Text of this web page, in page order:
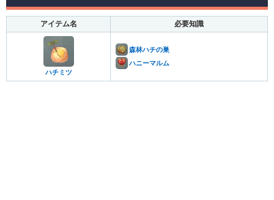
アイテム名 必要知識
ハチミツ
森林ハチの巣
ハニーマルム